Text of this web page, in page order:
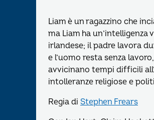
Liam è un ragazzino che
ma Liam ha
irlandese; il padre lavora
e l’uomo resta senza
avvicinano tempi difficili
intolleranze religiose e
Regia di Stephen Frears